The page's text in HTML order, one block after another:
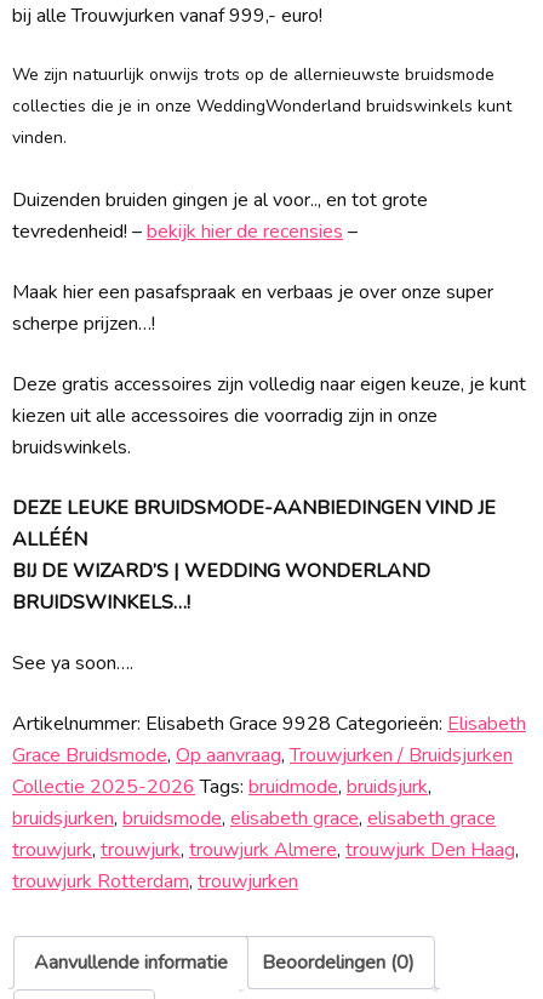
bij alle Trouwjurken vanaf 999,- euro!
We zijn natuurlijk onwijs trots op de allernieuwste bruidsmode
collecties die je in onze WeddingWonderland bruidswinkels kunt
vinden.
Duizenden bruiden gingen je al voor.., en tot grote
tevredenheid! –bekijk hier de recensies –
Maak hier een pasafspraak en verbaas je over onze super
scherpe prijzen…!
Deze gratis accessoires zijn volledig naar eigen keuze, je kunt
kiezen uit alle accessoires die voorradig zijn in onze
bruidswinkels.
DEZE LEUKE BRUIDSMODE-AANBIEDINGEN VIND JE
ALLÉÉN
BIJ DE WIZARD’S | WEDDING WONDERLAND
BRUIDSWINKELS…!
See ya soon….
Artikelnummer: Elisabeth Grace 9928 Categorieën: Elisabeth
Grace Bruidsmode, Op aanvraag,Trouwjurken / Bruidsjurken
Collectie 2025-2026 Tags: bruidmode, bruidsjurk,
bruidsjurken, bruidsmode, elisabeth grace, elisabeth grace
trouwjurk, trouwjurk, trouwjurk Almere, trouwjurk Den Haag,
trouwjurk Rotterdam, trouwjurken
Aanvullende informatie Beoordelingen (0)